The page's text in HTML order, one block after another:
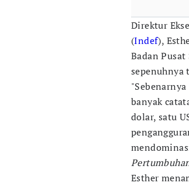
Direktur
(Indef),
Badan
sepenuhnya
banyak
dolar, satu
Esther